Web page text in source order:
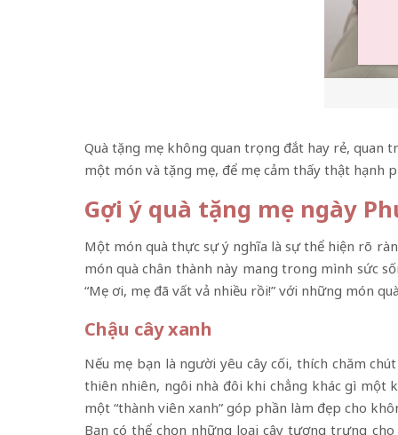
Quà tặng mẹ không quan trọng đắt hay rẻ, quan
một món và tặng mẹ, để mẹ cảm thấy thật hạnh
Gợi ý quà tặng mẹ ngày
Một món quà thực sự ý nghĩa là sự thể hiện rõ
món quà chân thành này mang trong mình sức
“Mẹ ơi, mẹ đã vất vả nhiều rồi!” với những món
Chậu cây xanh
Nếu mẹ bạn là người yêu cây cối, thích chăm
thiên nhiên, ngôi nhà đôi khi chẳng khác gì một
một “thành viên xanh” góp phần làm đẹp cho
Bạn có thể chọn những loại cây tượng trưng